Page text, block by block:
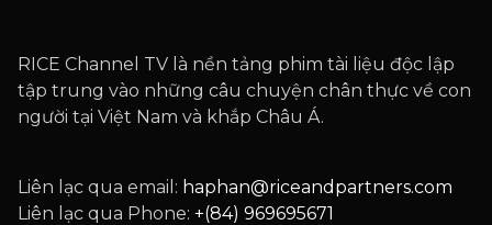
RICE Channel TV là nền tảng phim tài liệu độc lập
tập trung vào những câu chuyện chân thực về con
người tại Việt Nam và khắp Châu Á.
Liên lạc qua email: haphan@riceandpartners.com
Liên lạc qua Phone: +(84) 969695671